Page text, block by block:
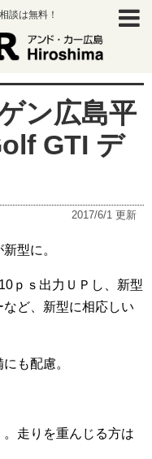
談は無料！
ン広島平
GTI デ
2017/6/1 更新
型に。
ｐｓ出力ＵＰし、新型
ど、新型に相応しい
も配慮。
走りを重んじる方は